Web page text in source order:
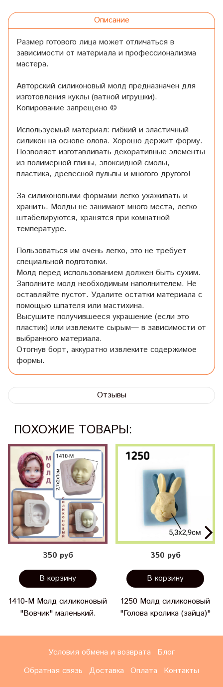
Описание
Размер готового лица может отличаться в
зависимости от материала и профессионализма
мастера.
Авторский силиконовый молд предназначен для
изготовления куклы (ватной игрушки).
Копирование запрещено ©
Используемый материал: гибкий и эластичный
силикон на основе олова. Хорошо держит форму.
Позволяет изготавливать декоративные элементы
из полимерной глины, эпоксидной смолы,
пластика, древесной пульпы и многого другого!
За силиконовыми формами легко ухаживать и
хранить. Молды не занимают много места, легко
штабелируются, хранятся при комнатной
температуре.
Пользоваться им очень легко, это не требует
специальной подготовки.
Молд перед использованием должен быть сухим.
Заполните молд необходимым наполнителем. Не
оставляйте пустот. Удалите остатки материала с
помощью шпателя или мастихина.
Высушите получившееся украшение (если это
пластик) или извлеките сырым— в зависимости от
выбранного материала.
Отогнув борт, аккуратно извлеките содержимое
формы.
Отзывы
ПОХОЖИЕ ТОВАРЫ:
350 руб
В корзину
1410-М Молд силиконовый
"Вовчик" маленький.
350 руб
В корзину
1250 Молд силиконовый
"Голова кролика (зайца)"
Условия обмена и возврата
Блог
Обратная связь
Доставка Оплата Контакты